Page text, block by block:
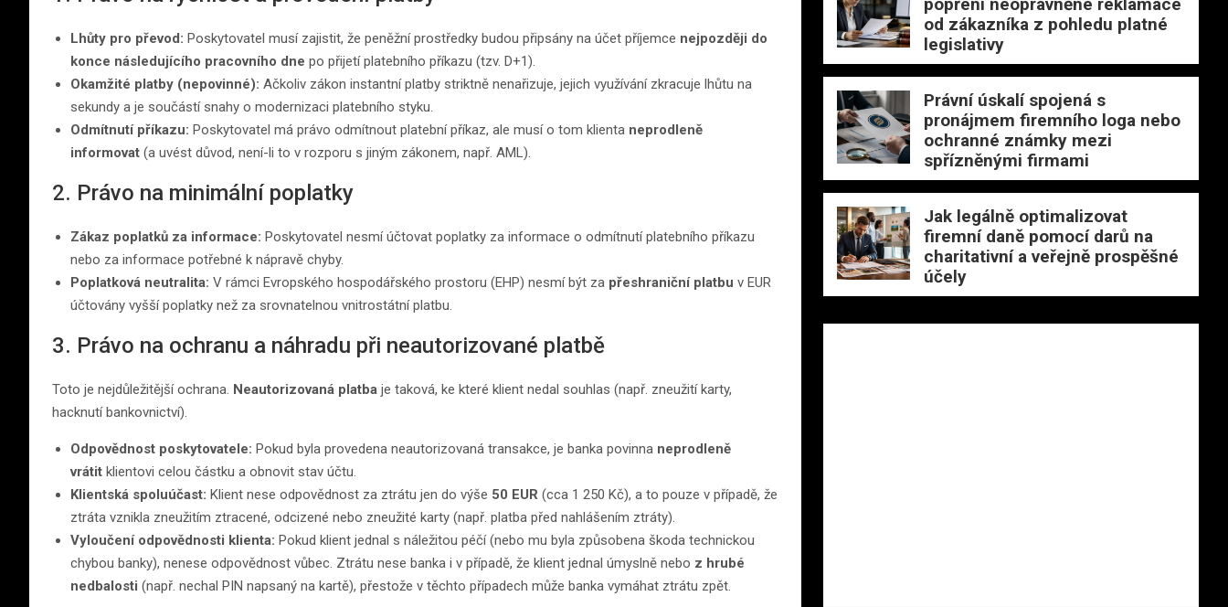
Lhůty pro převod: Poskytovatel musí zajistit, že peněžní prostředky budou připsány na účet příjemce nejpozději do
konce následujícího pracovního dne po přijetí platebního příkazu (tzv. D+1).
Okamžité platby (nepovinné): Ačkoliv zákon instantní platby striktně nenařizuje, jejich využívání zkracuje lhůtu na
sekundy a je součástí snahy o modernizaci platebního styku.
Odmítnutí příkazu: Poskytovatel má právo odmítnout platební příkaz, ale musí o tom klienta neprodleně
informovat (a uvést důvod, není-li to v rozporu s jiným zákonem, např. AML).
2. Právo na minimální poplatky
Zákaz poplatků za informace: Poskytovatel nesmí účtovat poplatky za informace o odmítnutí platebního příkazu
nebo za informace potřebné k nápravě chyby.
Poplatková neutralita: V rámci Evropského hospodářského prostoru (EHP) nesmí být za přeshraniční platbu v EUR
účtovány vyšší poplatky než za srovnatelnou vnitrostátní platbu.
3. Právo na ochranu a náhradu při neautorizované platbě
Toto je nejdůležitější ochrana. Neautorizovaná platba je taková, ke které klient nedal souhlas (např. zneužití karty,
hacknutí bankovnictví).
Odpovědnost poskytovatele: Pokud byla provedena neautorizovaná transakce, je banka povinna neprodleně
vrátit klientovi celou částku a obnovit stav účtu.
Klientská spoluúčast: Klient nese odpovědnost za ztrátu jen do výše 50 EUR (cca 1 250 Kč), a to pouze v případě, že
ztráta vznikla zneužitím ztracené, odcizené nebo zneužité karty (např. platba před nahlášením ztráty).
Vyloučení odpovědnosti klienta: Pokud klient jednal s náležitou péčí (nebo mu byla způsobena škoda technickou
chybou banky), nenese odpovědnost vůbec. Ztrátu nese banka i v případě, že klient jednal úmyslně nebo z hrubé
nedbalosti (např. nechal PIN napsaný na kartě), přestože v těchto případech může banka vymáhat ztrátu zpět.
od zákazníka z pohledu platné
legislativy
Právní úskalí spojená s
pronájmem firemního loga nebo
ochranné známky mezi
spřízněnými firmami
Jak legálně optimalizovat
firemní daně pomocí darů na
charitativní a veřejně prospěšné
účely